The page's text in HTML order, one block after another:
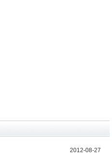
2012-08-27